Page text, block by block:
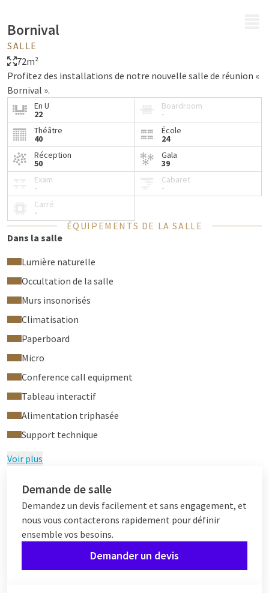
Bornival
SALLE
72m²
Profitez des installations de notre nouvelle salle de réunion «
Bornival ».
En U
22
Boardroom
-
Théâtre
40
École
24
Réception
50
Gala
39
Exam
-
Cabaret
-
Carré
-
ÉQUIPEMENTS DE LA SALLE
Dans la salle
Lumière naturelle
Occultation de la salle
Murs insonorisés
Climatisation
Paperboard
Micro
Conference call equipment
Tableau interactif
Alimentation triphasée
Support technique
Voir plus
Demande de salle
Demandez un devis facilement et sans engagement, et
nous vous contacterons rapidement pour définir
ensemble vos besoins.
Demander un devis